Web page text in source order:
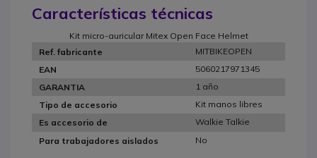
Características técnicas
Kit micro-auricular Mitex Open Face Helmet
Ref. fabricante
MITBIKEOPEN
EAN
5060217971345
GARANTIA
1 año
Tipo de accesorio
Kit manos libres
Es accesorio de
Walkie Talkie
Para trabajadores aislados
No